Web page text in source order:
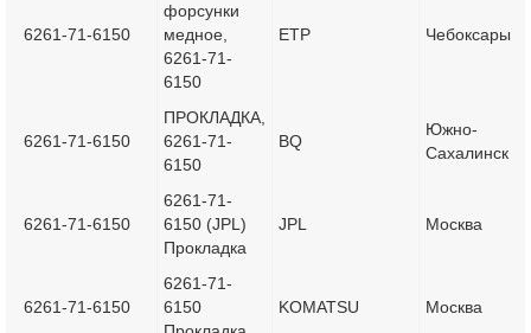
6261-71-6150
форсунки
медное,
6261-71-
6150
ETP Чебоксары
6261-71-6150
ПРОКЛАДКА,
6261-71-
6150
BQ
Южно-
Сахалинск
6261-71-6150
6261-71-
6150 (JPL)
Прокладка
JPL Москва
6261-71-6150
6261-71-
6150
KOMATSU Москва